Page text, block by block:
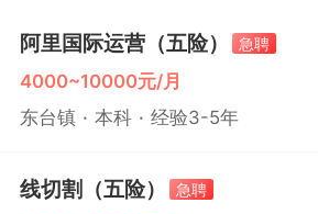
阿里国际运营（五险） 急聘
4000~10000元/月
东台镇 本科 经验3-5年
线切割（五险） 急聘